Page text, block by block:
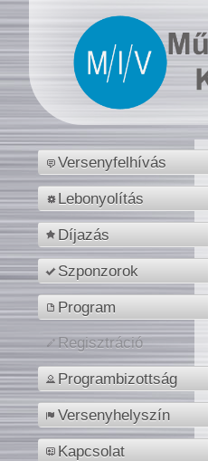
Versenyfelhívás
Lebonyolítás
Díjazás
Szponzorok
Program
Regisztráció
Programbizottság
Versenyhelyszín
Kapcsolat